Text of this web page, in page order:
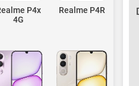
P4x
4G
Realme P4R